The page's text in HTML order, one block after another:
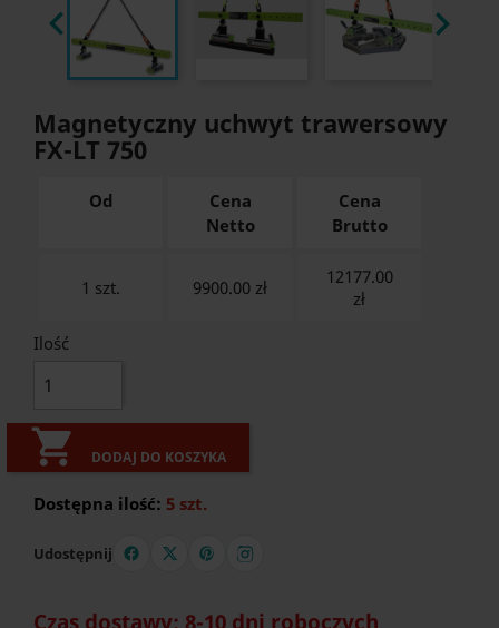
 
Magnetyczny uchwyt trawersowy
FX-LT 750
Od
Cena
Netto
Cena
Brutto
1 szt. 9900.00 zł
12177.00
zł
Ilość
 DODAJ DO KOSZYKA
Dostępna ilość: 5 szt.
Udostępnij
Czas dostawy: 8-10 dni roboczych